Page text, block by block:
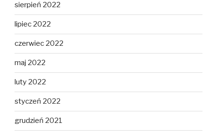
sierpień 2022
lipiec 2022
czerwiec 2022
maj 2022
luty 2022
styczeń 2022
grudzień 2021